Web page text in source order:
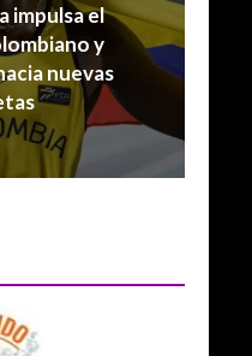
impulsa el
y
nuevas